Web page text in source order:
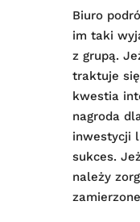
Biuro
im taki
z grupą.
traktuje
kwestia
nagroda
inwestycji
sukces.
należy